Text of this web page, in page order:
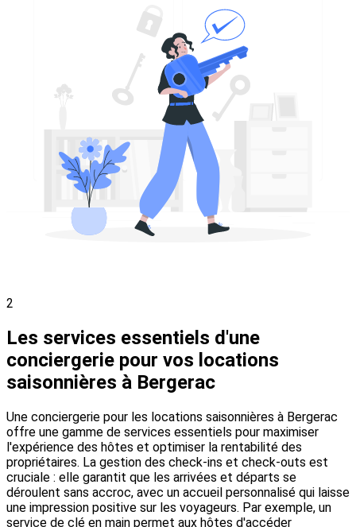
2
Les services essentiels d'une
conciergerie pour vos locations
saisonnières à Bergerac
Une conciergerie pour les locations saisonnières à Bergerac
offre une gamme de services essentiels pour maximiser
l'expérience des hôtes et optimiser la rentabilité des
propriétaires. La gestion des check-ins et check-outs est
cruciale : elle garantit que les arrivées et départs se
déroulent sans accroc, avec un accueil personnalisé qui laisse
une impression positive sur les voyageurs. Par exemple, un
service de clé en main permet aux hôtes d'accéder